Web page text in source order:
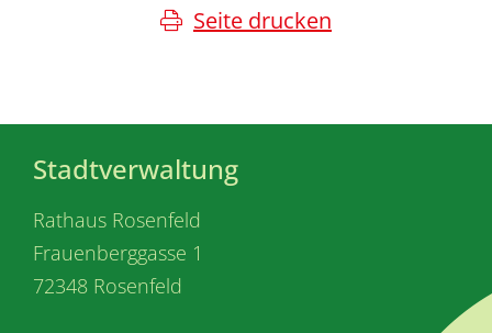
Seite drucken
Stadtverwaltung
Rathaus Rosenfeld
Frauenberggasse 1
72348 Rosenfeld